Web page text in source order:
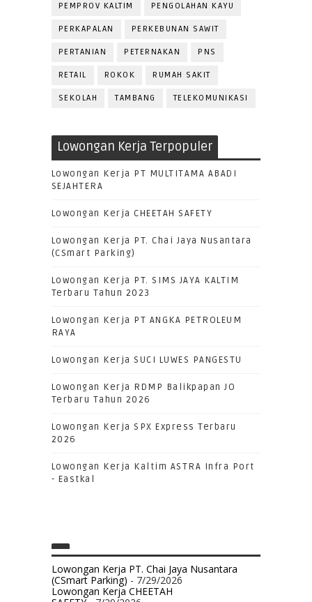
PEMPROV KALTIM PENGOLAHAN KAYU
PERKAPALAN PERKEBUNAN SAWIT
PERTANIAN PETERNAKAN PNS
RETAIL ROKOK RUMAH SAKIT
SEKOLAH TAMBANG TELEKOMUNIKASI
Lowongan Kerja Terpopuler
Lowongan Kerja PT MULTITAMA ABADI
SEJAHTERA
Lowongan Kerja CHEETAH SAFETY
Lowongan Kerja PT. Chai Jaya Nusantara
(CSmart Parking)
Lowongan Kerja PT. SIMS JAYA KALTIM
Terbaru Tahun 2023
Lowongan Kerja PT ANGKA PETROLEUM
RAYA
Lowongan Kerja SUCI LUWES PANGESTU
Lowongan Kerja RDMP Balikpapan JO
Terbaru Tahun 2026
Lowongan Kerja SPX Express Terbaru
2026
Lowongan Kerja Kaltim ASTRA Infra Port
- Eastkal
Lowongan Kerja PT. Chai Jaya Nusantara
(CSmart Parking) - 7/29/2026
Lowongan Kerja CHEETAH